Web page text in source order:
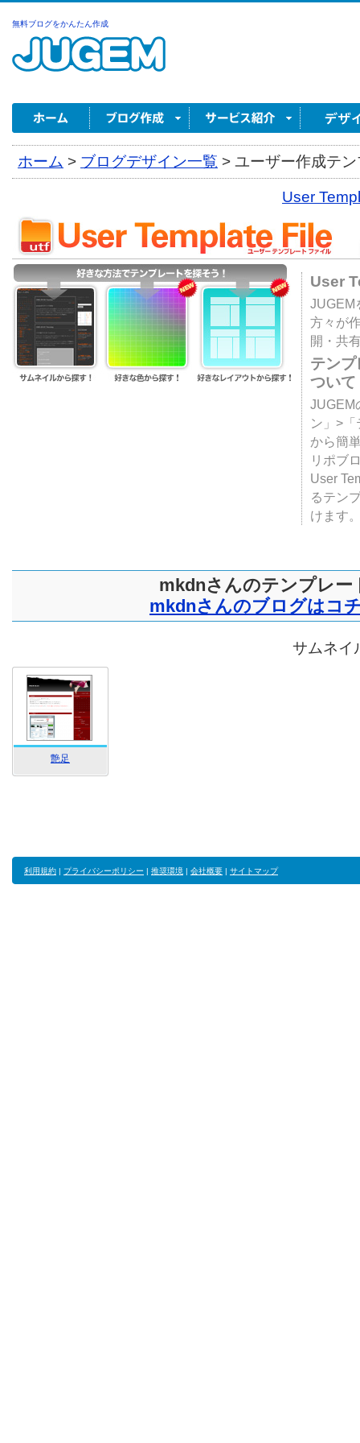
無料ブログをかんたん作成
ホーム > ブログデザイン一覧 > ユーザー作成テ
User
User
JUGEM
方々が
開・共
テン
ついて
JUGEM
ン」>
から簡
リポブ
User
るテン
けます
mkdnさんのテンプレー
mkdnさんのブログはコ
サムネイ
艶足
利用規約 | プライバシーポリシー | 推奨環境 | 会社概要 | サイトマップ